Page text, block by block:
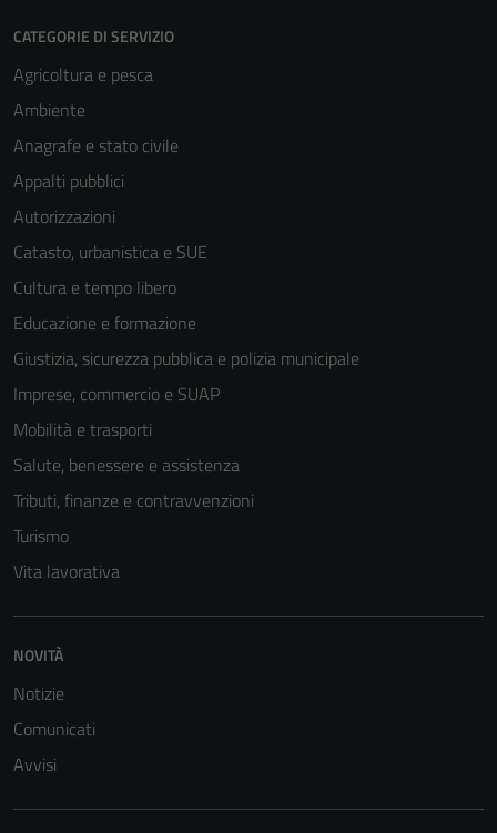
CATEGORIE DI SERVIZIO
Agricoltura e pesca
Ambiente
Anagrafe e stato civile
Appalti pubblici
Autorizzazioni
Catasto, urbanistica e SUE
Cultura e tempo libero
Educazione e formazione
Giustizia, sicurezza pubblica e polizia municipale
Imprese, commercio e SUAP
Mobilità e trasporti
Salute, benessere e assistenza
Tributi, finanze e contravvenzioni
Turismo
Vita lavorativa
NOVITÀ
Notizie
Comunicati
Avvisi
Questi cookie
disabilitati.